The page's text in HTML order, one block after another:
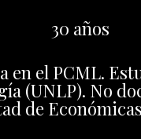
30 años
en el PCML.
(UNLP). No
de